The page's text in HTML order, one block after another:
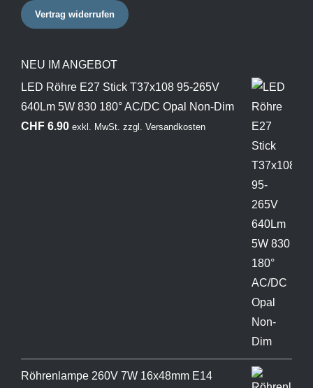
Vertrag widerrufen
NEU IM ANGEBOT
LED Röhre E27 Stick T37x108 95-265V
640Lm 5W 830 180° AC/DC Opal Non-Dim
CHF6.90 exkl. MwSt. zzgl. Versandkosten
Röhrenlampe 260V 7W 16x48mm E14